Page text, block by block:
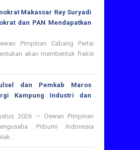
Makassar Ray Suryadi
dan PAN Mendapatkan
Pimpinan Cabang Partai
akan membentuk fraksi
dan Pemkab Maros
Kampung Industri dan
2026 — Dewan Pimpinan
Pribumi Indonesia